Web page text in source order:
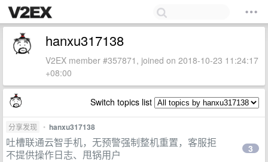
hanxu317138
V2EX member #357871, joined on 2018-10-23 11:24:17
+08:00
Switch topics list
分享发现 • hanxu317138
吐槽联通云智手机，无预警强制整机重置，客服拒
不提供操作日志、甩锅用户
3